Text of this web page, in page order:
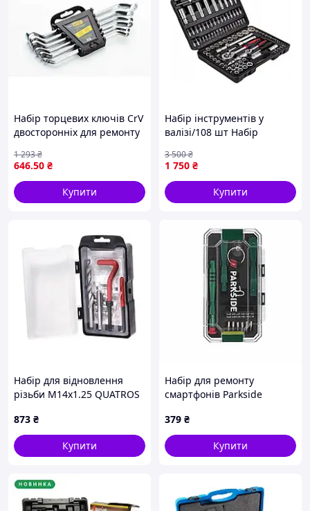
Набір торцевих ключів CrV
двосторонніх для ремонту
техніки 6 предметів
646.50 ₴
1 293₴
Купити
Набір інструментів у
валізі/108 шт Набір
1/2"-1/4" Комплект
інструментів для дому та
роботи
1 750 ₴
3 500₴
Купити
Набір для відновлення
різьби M14x1.25 QUATROS
873 ₴
Купити
Набір для ремонту
смартфонів Parkside
кейсі
379 ₴
Купити